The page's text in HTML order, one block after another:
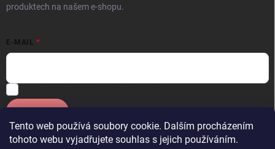
Tento web používá soubory cookie. Dalším procházením
tohoto webu vyjadřujete souhlas s jejich používáním.
produktech na našem e-shopu.
E-MAIL